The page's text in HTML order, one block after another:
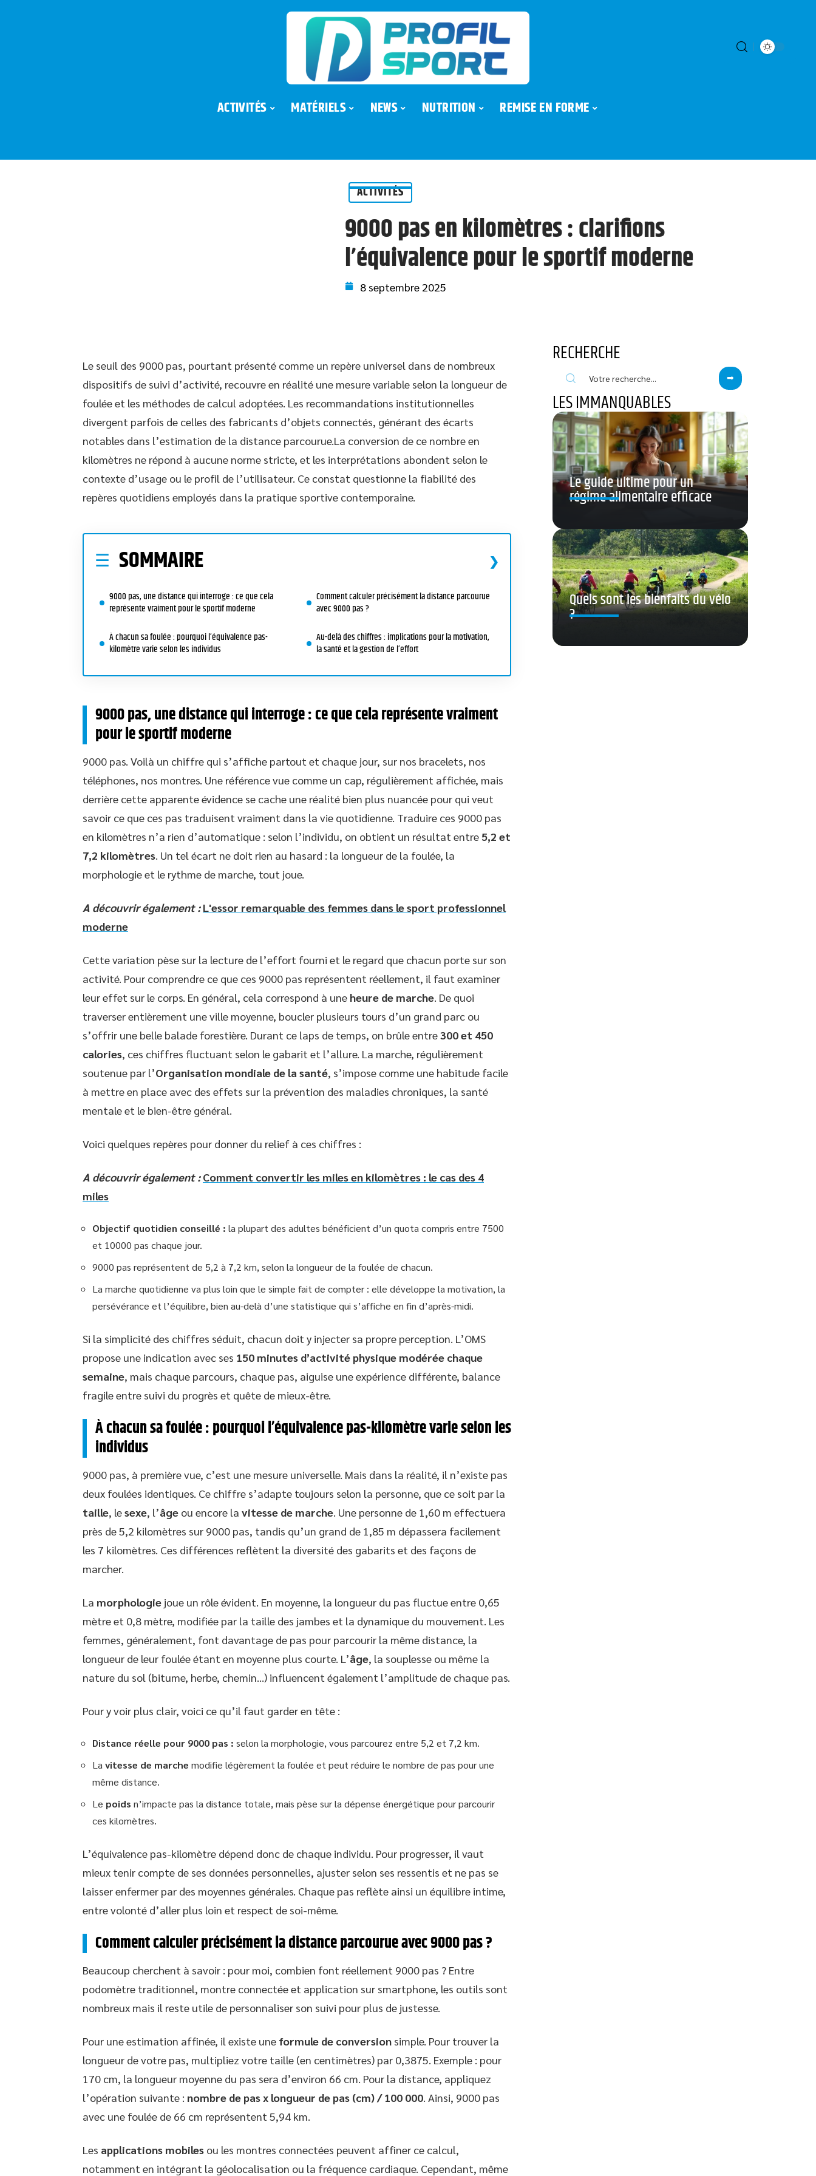
ACTIVITÉS MATÉRIELS NEWS NUTRITION REMISE EN FORME
ACTIVITÉS
9000 pas en kilomètres : clarifions
l’équivalence pour le sportif moderne
8 septembre 2025
Le seuil des 9000 pas, pourtant présenté comme un repère universel dans de nombreux
dispositifs de suivi d’activité, recouvre en réalité une mesure variable selon la longueur de
foulée et les méthodes de calcul adoptées. Les recommandations institutionnelles
divergent parfois de celles des fabricants d’objets connectés, générant des écarts
notables dans l’estimation de la distance parcourue.La conversion de ce nombre en
kilomètres ne répond à aucune norme stricte, et les interprétations abondent selon le
contexte d’usage ou le profil de l’utilisateur. Ce constat questionne la fiabilité des
repères quotidiens employés dans la pratique sportive contemporaine.
SOMMAIRE
9000 pas, une distance qui interroge : ce que cela
représente vraiment pour le sportif moderne
À chacun sa foulée : pourquoi l’équivalence pas-
kilomètre varie selon les individus
Comment calculer précisément la distance parcourue
avec 9000 pas ?
Au-delà des chiffres : implications pour la motivation,
la santé et la gestion de l’effort
9000 pas, une distance qui interroge : ce que cela représente vraiment
pour le sportif moderne
9000 pas. Voilà un chiffre qui s’affiche partout et chaque jour, sur nos bracelets, nos
téléphones, nos montres. Une référence vue comme un cap, régulièrement affichée, mais
derrière cette apparente évidence se cache une réalité bien plus nuancée pour qui veut
savoir ce que ces pas traduisent vraiment dans la vie quotidienne. Traduire ces 9000 pas
en kilomètres n’a rien d’automatique : selon l’individu, on obtient un résultat entre 5,2 et
7,2 kilomètres . Un tel écart ne doit rien au hasard : la longueur de la foulée, la
morphologie et le rythme de marche, tout joue.
A découvrir également : L'essor remarquable des femmes dans le sport professionnel
moderne
Cette variation pèse sur la lecture de l’effort fourni et le regard que chacun porte sur son
activité. Pour comprendre ce que ces 9000 pas représentent réellement, il faut examiner
leur effet sur le corps. En général, cela correspond à une heure de marche . De quoi
traverser entièrement une ville moyenne, boucler plusieurs tours d’un grand parc ou
s’offrir une belle balade forestière. Durant ce laps de temps, on brûle entre300 et 450
calories, ces chiffres fluctuant selon le gabarit et l’allure. La marche, régulièrement
soutenue par l’Organisation mondiale de la santé, s’impose comme une habitude facile
à mettre en place avec des effets sur la prévention des maladies chroniques, la santé
mentale et le bien-être général.
Voici quelques repères pour donner du relief à ces chiffres :
A découvrir également : Comment convertir les miles en kilomètres : le cas des 4
miles
Objectif quotidien conseillé : la plupart des adultes bénéficient d’un quota compris entre 7500
et 10000 pas chaque jour.
9000 pas représentent de 5,2 à 7,2 km, selon la longueur de la foulée de chacun.
La marche quotidienne va plus loin que le simple fait de compter : elle développe la motivation, la
persévérance et l’équilibre, bien au-delà d’une statistique qui s’affiche en fin d’après-midi.
Si la simplicité des chiffres séduit, chacun doit y injecter sa propre perception. L’OMS
propose une indication avec ses 150 minutes d’activité physique modérée chaque
semaine, mais chaque parcours, chaque pas, aiguise une expérience différente, balance
fragile entre suivi du progrès et quête de mieux-être.
À chacun sa foulée : pourquoi l’équivalence pas-kilomètre varie selon les
individus
9000 pas, à première vue, c’est une mesure universelle. Mais dans la réalité, il n’existe pas
deux foulées identiques. Ce chiffre s’adapte toujours selon la personne, que ce soit par la
taille, lesexe, l’âge ou encore la vitesse de marche . Une personne de 1,60 m effectuera
près de 5,2 kilomètres sur 9000 pas, tandis qu’un grand de 1,85 m dépassera facilement
les 7 kilomètres. Ces différences reflètent la diversité des gabarits et des façons de
marcher.
La morphologie joue un rôle évident. En moyenne, la longueur du pas fluctue entre 0,65
mètre et 0,8 mètre, modifiée par la taille des jambes et la dynamique du mouvement. Les
femmes, généralement, font davantage de pas pour parcourir la même distance, la
longueur de leur foulée étant en moyenne plus courte. L’âge, la souplesse ou même la
nature du sol (bitume, herbe, chemin…) influencent également l’amplitude de chaque pas.
Pour y voir plus clair, voici ce qu’il faut garder en tête :
Distance réelle pour 9000 pas : selon la morphologie, vous parcourez entre 5,2 et 7,2 km.
La vitesse de marche modifie légèrement la foulée et peut réduire le nombre de pas pour une
même distance.
Le poids n’impacte pas la distance totale, mais pèse sur la dépense énergétique pour parcourir
ces kilomètres.
L’équivalence pas-kilomètre dépend donc de chaque individu. Pour progresser, il vaut
mieux tenir compte de ses données personnelles, ajuster selon ses ressentis et ne pas se
laisser enfermer par des moyennes générales. Chaque pas reflète ainsi un équilibre intime,
entre volonté d’aller plus loin et respect de soi-même.
Comment calculer précisément la distance parcourue avec 9000 pas ?
Beaucoup cherchent à savoir : pour moi, combien font réellement 9000 pas ? Entre
podomètre traditionnel, montre connectée et application sur smartphone, les outils sont
nombreux mais il reste utile de personnaliser son suivi pour plus de justesse.
Pour une estimation affinée, il existe une formule de conversion simple. Pour trouver la
longueur de votre pas, multipliez votre taille (en centimètres) par 0,3875. Exemple : pour
170 cm, la longueur moyenne du pas sera d’environ 66 cm. Pour la distance, appliquez
l’opération suivante : nombre de pas x longueur de pas (cm) / 100 000 . Ainsi, 9000 pas
avec une foulée de 66 cm représentent 5,94 km.
Les applications mobiles ou les montres connectées peuvent affiner ce calcul,
notamment en intégrant la géolocalisation ou la fréquence cardiaque. Cependant, même
RECHERCHE
LES IMMANQUABLES
Le guide ultime pour un
régime alimentaire efficace
Quels sont les bienfaits du vélo
?